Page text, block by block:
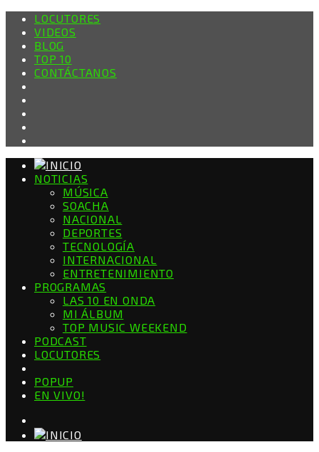
LOCUTORES
VIDEOS
BLOG
TOP 10
CONTÁCTANOS
NOTICIAS
MÚSICA
SOACHA
NACIONAL
DEPORTES
TECNOLOGÍA
INTERNACIONAL
ENTRETENIMIENTO
PROGRAMAS
LAS 10 EN ONDA
MI ÁLBUM
TOP MUSIC WEEKEND
PODCAST
LOCUTORES
POPUP
EN VIVO!